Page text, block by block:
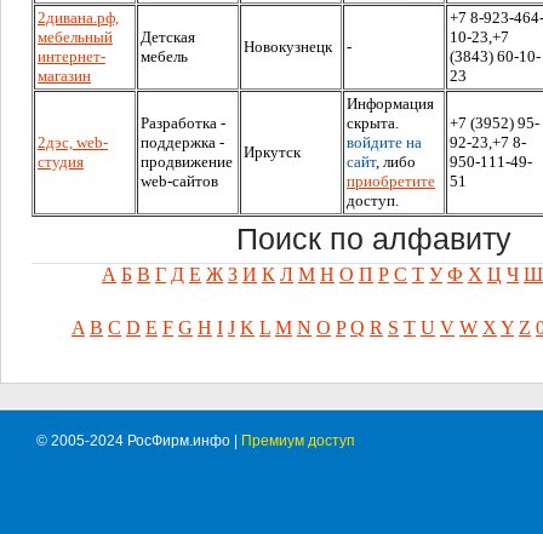
2дивана.рф,
мебельный
интернет-
магазин
Детская
мебель
Новокузнецк -
+7 8-923-464-
10-23,+7
(3843) 60-10-
23
2дэс, web-
студия
Разработка -
поддержка -
продвижение
web-сайтов
Иркутск
Информация
скрыта.
войдите на
сайт, либо
приобретите
доступ.
+7 (3952) 95-
92-23,+7 8-
950-111-49-
51
Поиск по алфавиту
А Б В Г Д Е Ж З И К Л М Н О П Р С Т У Ф Х Ц Ч Ш
A B C D E F G H I J K L M N O P Q R S T U V W X Y Z
© 2005-2024 РосФирм.инфо | Премиум доступ